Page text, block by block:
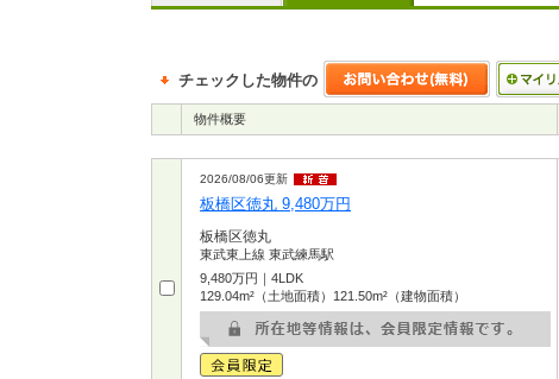
チェックした物件の
物件概要
2026/08/06更新
板橋区徳丸 9,480万円
板橋区徳丸
東武東上線 東武練馬駅
9,480万円｜4LDK
129.04m²（土地面積）121.50m²（建物面積）